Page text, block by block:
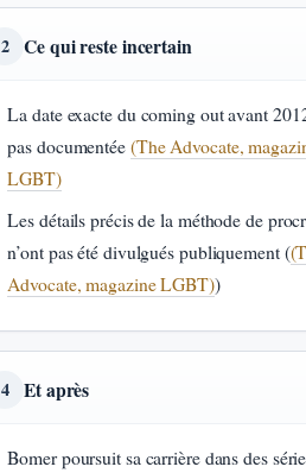
2 Ce qui reste incertain
La date exacte du coming out avant
pas documentée(The Advocate,
LGBT)
Les détails précis de la méthode de
n’ont pas été divulgués publiquement (
Advocate, magazine LGBT))
4 Et après
Bomer poursuit sa carrière dans des